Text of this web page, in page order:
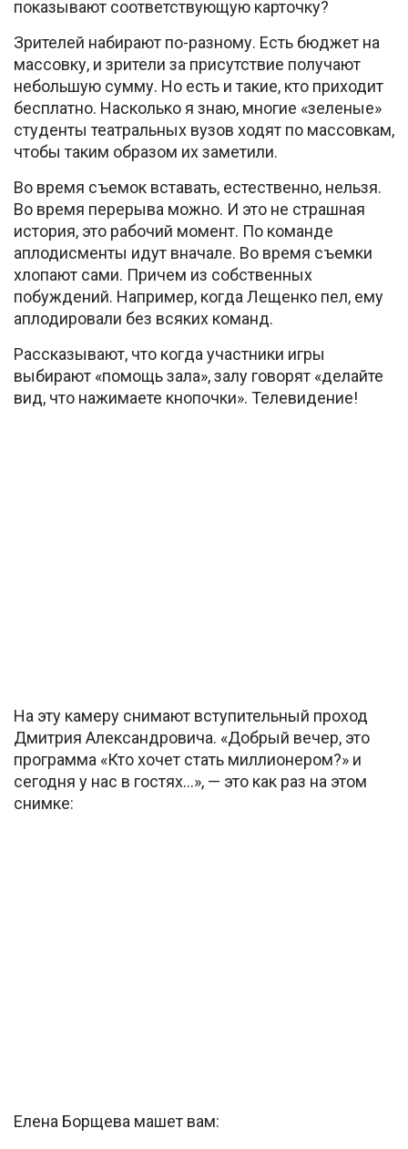
показывают соответствующую карточку?
Зрителей набирают по-разному. Есть бюджет на
массовку, и зрители за присутствие получают
небольшую сумму. Но есть и такие, кто приходит
бесплатно. Насколько я знаю, многие «зеленые»
студенты театральных вузов ходят по массовкам,
чтобы таким образом их заметили.
Во время съемок вставать, естественно, нельзя.
Во время перерыва можно. И это не страшная
история, это рабочий момент. По команде
аплодисменты идут вначале. Во время съемки
хлопают сами. Причем из собственных
побуждений. Например, когда Лещенко пел, ему
аплодировали без всяких команд.
Рассказывают, что когда участники игры
выбирают «помощь зала», залу говорят «делайте
вид, что нажимаете кнопочки». Телевидение!
На эту камеру снимают вступительный проход
Дмитрия Александровича. «Добрый вечер, это
программа «Кто хочет стать миллионером?» и
сегодня у нас в гостях…», — это как раз на этом
снимке:
Елена Борщева машет вам: